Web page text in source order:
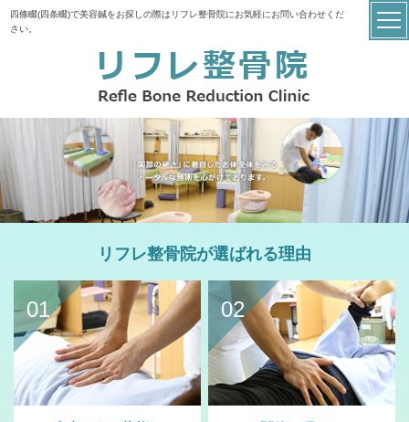
四條畷(四条畷)で美容鍼をお探しの際はリフレ整骨院にお気軽にお問い合わせくだ
さい。
リフレ整骨院が選ばれる理由
01 02